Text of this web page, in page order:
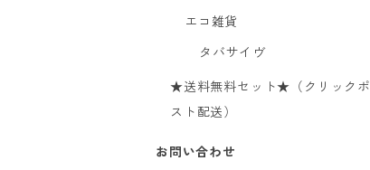
エコ雑貨
タバサイヴ
★送料無料セット★（クリックポ
スト配送）
お問い合わせ